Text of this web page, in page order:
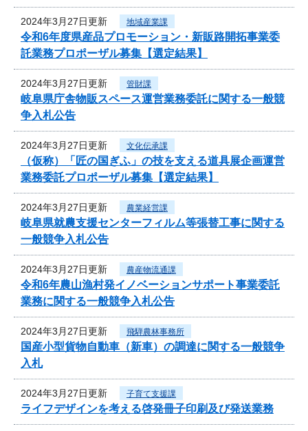
2024年3月27日更新 地域産業課
令和6年度県産品プロモーション・新販路開拓事業委
託業務プロポーザル募集【選定結果】
2024年3月27日更新 管財課
岐阜県庁舎物販スペース運営業務委託に関する一般競
争入札公告
2024年3月27日更新 文化伝承課
（仮称）「匠の国ぎふ」の技を支える道具展企画運営
業務委託プロポーザル募集【選定結果】
2024年3月27日更新 農業経営課
岐阜県就農支援センターフィルム等張替工事に関する
一般競争入札公告
2024年3月27日更新 農産物流通課
令和6年農山漁村発イノベーションサポート事業委託
業務に関する一般競争入札公告
2024年3月27日更新 飛騨農林事務所
国産小型貨物自動車（新車）の調達に関する一般競争
入札
2024年3月27日更新 子育て支援課
ライフデザインを考える啓発冊子印刷及び発送業務